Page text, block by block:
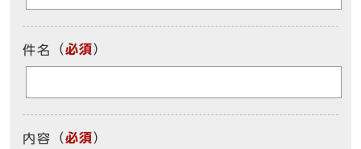
件名 （必須）
内容 （必須）